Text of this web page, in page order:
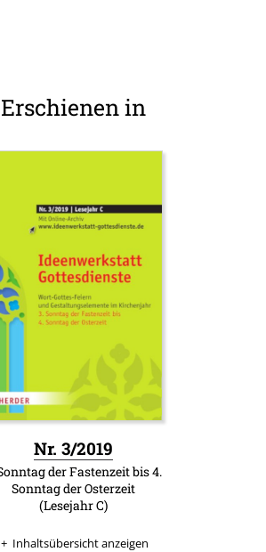
Erschienen in
Nr. 3/2019
der Fastenzeit bis 4.
Sonntag der Osterzeit
(Lesejahr C)
Inhaltsübersicht anzeigen